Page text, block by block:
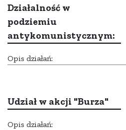
Działalność w
podziemiu
antykomunistycznym:
Opis działań:
Udział w akcji "Burza"
Opis działań: